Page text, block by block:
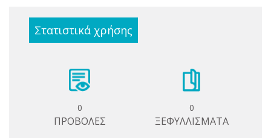
Στατιστικά χρήσης
0
ΠΡΟΒΟΛΕΣ
0
ΞΕΦΥΛΛΙΣΜΑΤΑ